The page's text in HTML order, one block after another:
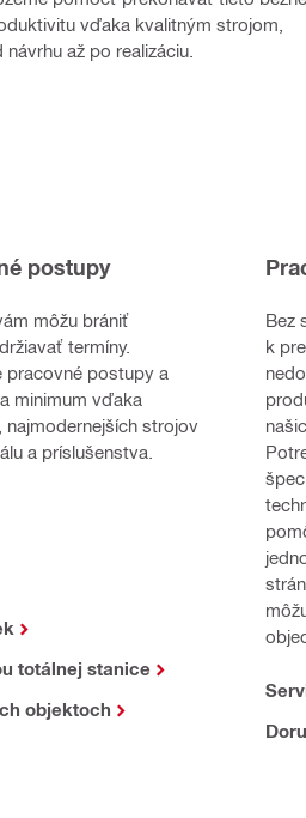
vďaka kvalitným strojom,
až po realizáciu.
postupy
môžu brániť
termíny.
pracovné postupy a
minimum vďaka
strojov
a príslušenstva.
totálnej stanice
objektoch
Bez
k